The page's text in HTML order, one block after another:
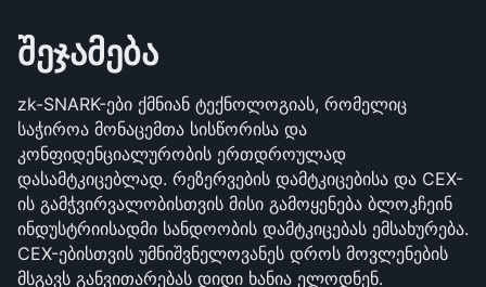
შეჯამება
zk-SNARK-ები ქმნიან ტექნოლოგიას, რომელიც
საჭიროა მონაცემთა სისწორისა და
კონფიდენციალურობის ერთდროულად
დასამტკიცებლად. რეზერვების დამტკიცებისა და CEX-
ის გამჭვირვალობისთვის მისი გამოყენება ბლოკჩეინ
ინდუსტრიისადმი სანდოობის დამტკიცებას ემსახურება.
CEX-ებისთვის უმნიშვნელოვანეს დროს მოვლენების
მსგავს განვითარებას დიდი ხანია ელოდნენ.